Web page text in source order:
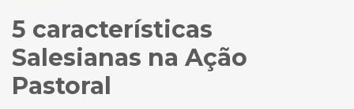
5 características
Salesianas na Ação
Pastoral